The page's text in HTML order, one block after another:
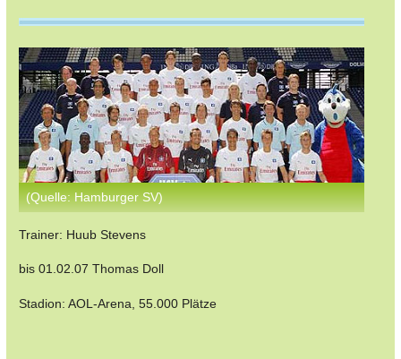
(Quelle: Hamburger SV)
Trainer: Huub Stevens
bis 01.02.07 Thomas Doll
Stadion: AOL-Arena, 55.000 Plätze